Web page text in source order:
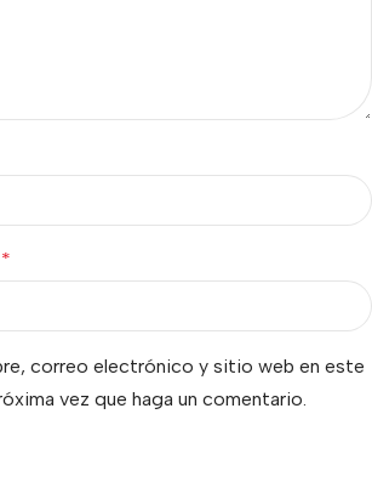
*
correo electrónico y sitio web en este
vez que haga un comentario.